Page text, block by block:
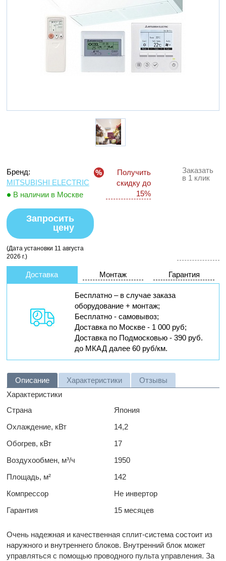
Бренд:
MITSUBISHI ELECTRIC
В наличии в Москве
Запросить
цену
(Дата установки 11 августа
2026 г.)
Получить
скидку до
15%
Заказать
в 1 клик
Доставка Монтаж Гарантия
Бесплатно – в случае заказа
оборудование + монтаж;
Бесплатно - самовывоз;
Доставка по Москве - 1 000 руб;
Доставка по Подмосковью - 390 руб.
до МКАД далее 60 руб/км.
Описание Характеристики
Отзывы
Характеристики
Страна
Япония
Охлаждение, кВт
14,2
Обогрев, кВт
17
Воздухообмен, м³/ч
1950
Площадь, м²
142
Компрессор
Не инвертор
Гарантия
15 месяцев
Очень надежная и качественная сплит-система состоит из
наружного и внутреннего блоков. Внутренний блок может
управляться с помощью проводного пульта управления. За